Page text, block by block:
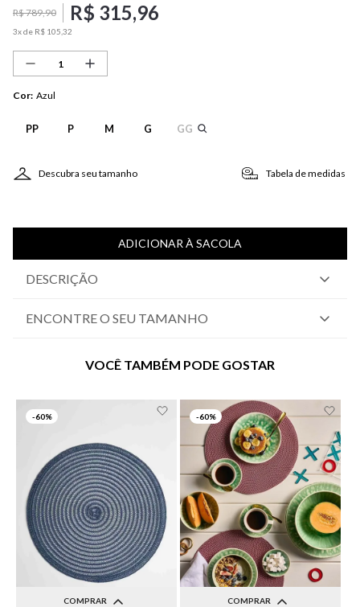
R$789,90 R$ 315,96
3x de R$ 105 32
Cor: Azul
PP P M G GG
Descubra seu tamanho Tabela de medidas
ADICIONAR À SACOLA
DESCRIÇÃO
ENCONTRE O SEU TAMANHO
VOCÊ TAMBÉM PODE GOSTAR
-60%
COMPRAR
-60%
COMPRAR